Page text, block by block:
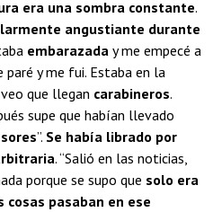
era una sombra constante.
angustiante durante
embarazada y me empecé a
y me fui. Estaba en la
que llegan carabineros.
supe que habían llevado
”. Se había librado por
. “Salió en las noticias,
porque se supo que solo era
cosas pasaban en ese